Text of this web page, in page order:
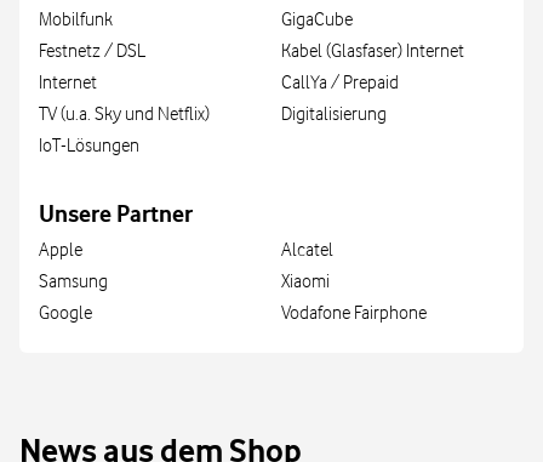
Mobilfunk
Festnetz / DSL
Internet
TV (u.a. Sky und Netflix)
IoT-Lösungen
GigaCube
Kabel (Glasfaser) Internet
CallYa / Prepaid
Digitalisierung
Unsere Partner
Apple
Samsung
Google
Alcatel
Xiaomi
Vodafone Fairphone
News aus dem Shop